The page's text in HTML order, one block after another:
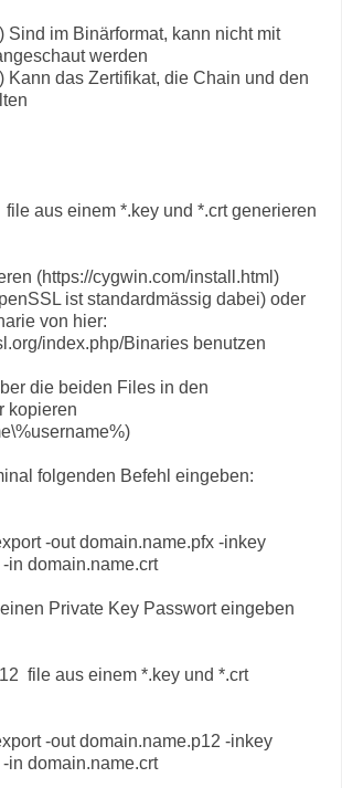
Sind im Binärformat, kann nicht mit
werden
Kann das Zertifikat, die Chain und den
aus einem *.key und *.crt generieren
(https://cygwin.com/install.html)
ist standardmässig dabei) oder
von hier:
index.php/Binaries benutzen
die beiden Files in den
kopieren
folgenden Befehl eingeben:
-out domain.name.pfx -inkey
in domain.name.crt
Private Key Passwort eingeben
file aus einem *.key und *.crt
-out domain.name.p12 -inkey
in domain.name.crt